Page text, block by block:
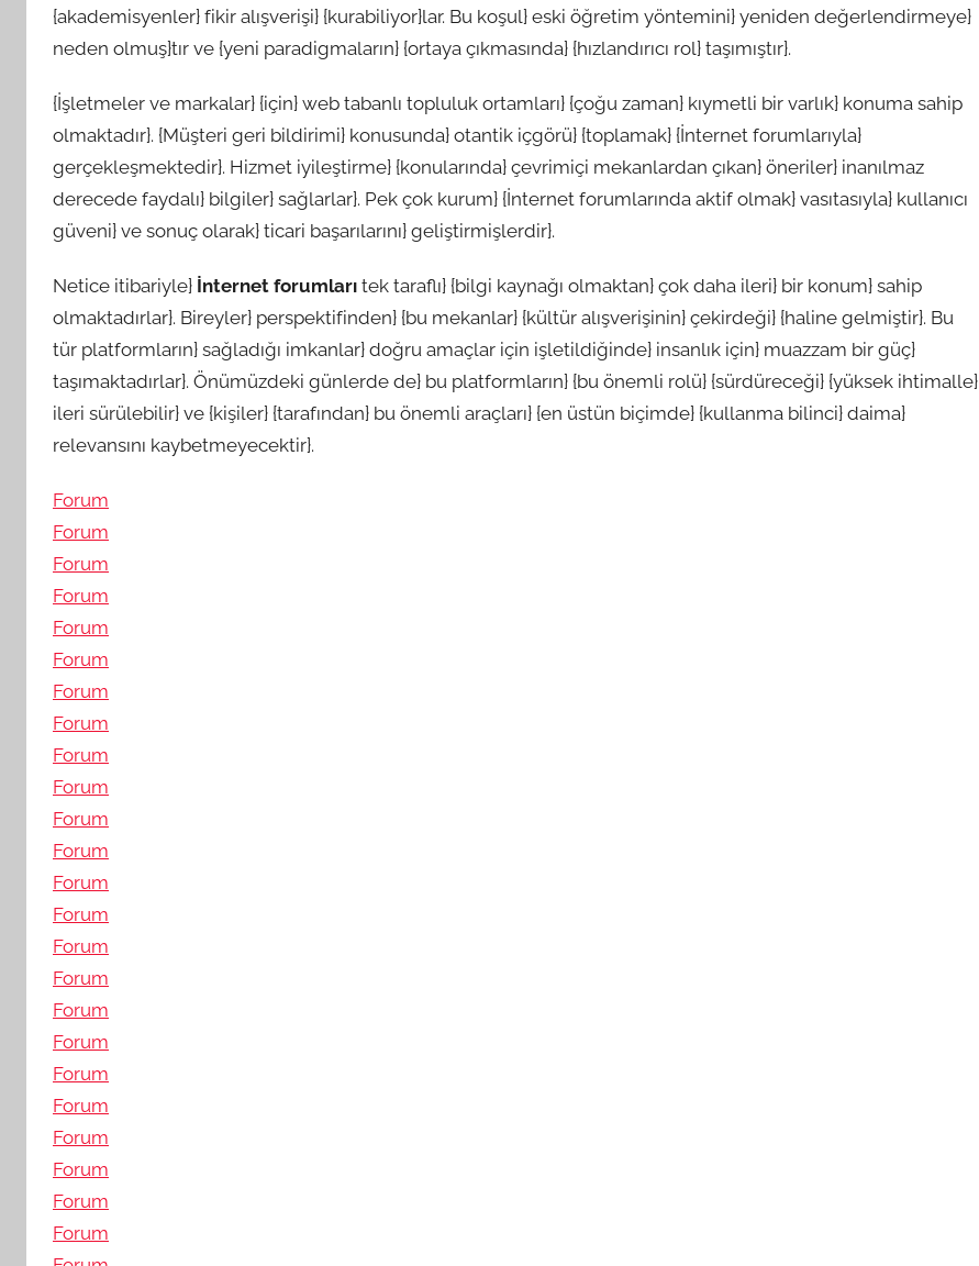
{akademisyenler} fikir alışverişi} {kurabiliyor}lar. Bu koşul} eski öğretim yöntemini} yeniden değerlendirmeye}
neden olmuş}tır ve {yeni paradigmaların} {ortaya çıkmasında} {hızlandırıcı rol} taşımıştır}.
{İşletmeler ve markalar} {için} web tabanlı topluluk ortamları} {çoğu zaman} kıymetli bir varlık} konuma sahip
olmaktadır}. {Müşteri geri bildirimi} konusunda} otantik içgörü} {toplamak} {İnternet forumlarıyla}
gerçekleşmektedir}. Hizmet iyileştirme} {konularında} çevrimiçi mekanlardan çıkan} öneriler} inanılmaz
derecede faydalı} bilgiler} sağlarlar}. Pek çok kurum} {İnternet forumlarında aktif olmak} vasıtasıyla} kullanıcı
güveni} ve sonuç olarak} ticari başarılarını} geliştirmişlerdir}.
Netice itibariyle} İnternet forumları tek taraflı} {bilgi kaynağı olmaktan} çok daha ileri} bir konum} sahip
olmaktadırlar}. Bireyler} perspektifinden} {bu mekanlar} {kültür alışverişinin} çekirdeği} {haline gelmiştir}. Bu
tür platformların} sağladığı imkanlar} doğru amaçlar için işletildiğinde} insanlık için} muazzam bir güç}
taşımaktadırlar}. Önümüzdeki günlerde de} bu platformların} {bu önemli rolü} {sürdüreceği} {yüksek ihtimalle}
ileri sürülebilir} ve {kişiler} {tarafından} bu önemli araçları} {en üstün biçimde} {kullanma bilinci} daima}
relevansını kaybetmeyecektir}.
Forum
Forum
Forum
Forum
Forum
Forum
Forum
Forum
Forum
Forum
Forum
Forum
Forum
Forum
Forum
Forum
Forum
Forum
Forum
Forum
Forum
Forum
Forum
Forum